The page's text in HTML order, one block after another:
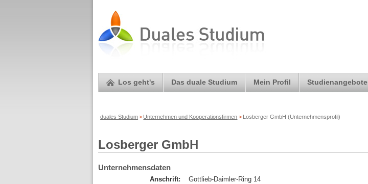
Los geht's Das duale Studium Mein Profil Studienangebote
duales Studium> Unternehmen und Kooperationsfirmen > Losberger GmbH (Unternehmensprofil)
Losberger GmbH
Unternehmensdaten
Anschrift:
Gottlieb-Daimler-Ring 14